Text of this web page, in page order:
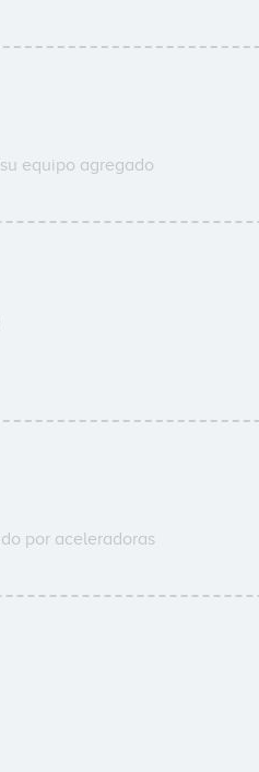
equipo agregado
por aceleradoras